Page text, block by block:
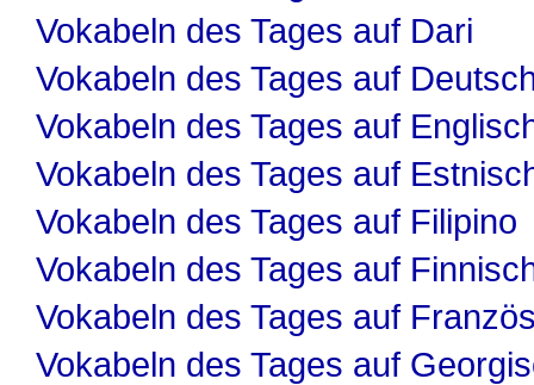
Vokabeln des Tages auf Dari
Vokabeln des Tages auf
Vokabeln des Tages auf
Vokabeln des Tages auf
Vokabeln des Tages auf Filipino
Vokabeln des Tages auf
Vokabeln des Tages auf
Vokabeln des Tages auf